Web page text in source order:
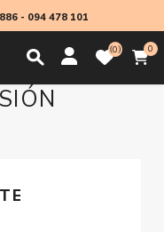
- 094 478 101
0 0